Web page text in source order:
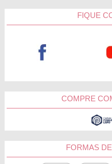
FIQUE
COMPRE
FORMAS